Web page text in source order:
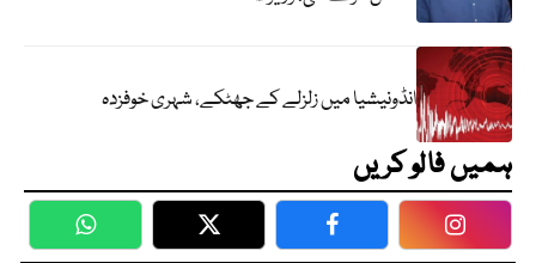
انڈونیشیا میں زلزلے کے جھٹکے، شہری خوفزدہ
ہمیں فالو کریں
WhatsApp Twitter Facebook